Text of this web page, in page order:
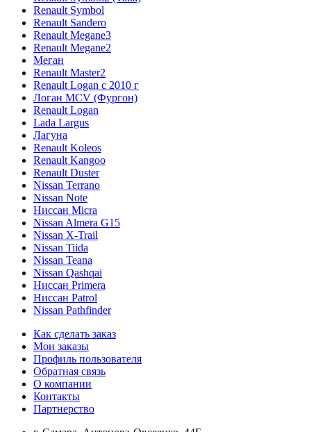
Renault Symbol
Renault Sandero
Renault Megane3
Renault Megane2
Меган
Renault Master2
Renault Logan c 2010 г
Логан МСV (Фургон)
Renault Logan
Lada Largus
Лагуна
Renault Koleos
Renault Kangoo
Renault Duster
Nissan Terrano
Nissan Note
Ниссан Micra
Nissan Almera G15
Nissan X-Trail
Nissan Tiida
Nissan Teana
Nissan Qashqai
Ниссан Primera
Ниссан Patrol
Nissan Pathfinder
Как сделать заказ
Мои заказы
Профиль пользователя
Обратная связь
О компании
Контакты
Партнерство